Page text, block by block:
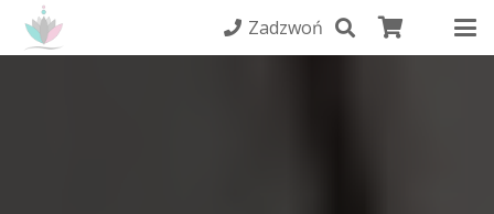
Zadzwoń